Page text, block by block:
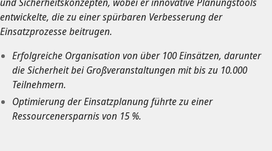
und Sicherheitskonzepten, wobei er innovative Planungstools
entwickelte, die zu einer spürbaren Verbesserung der
Einsatzprozesse beitrugen.
Erfolgreiche Organisation von über 100 Einsätzen, darunter
die Sicherheit bei Großveranstaltungen mit bis zu 10.000
Teilnehmern.
Optimierung der Einsatzplanung führte zu einer
Ressourcenersparnis von 15 %.